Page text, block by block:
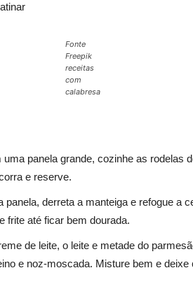
Fonte
Freepik
receitas
com
calabresa
uma panela grande, cozinhe as rodelas
e reserve.
panela, derreta a manteiga e refogue a
frite até ficar bem dourada.
de leite, o leite e metade do
e noz-moscada. Misture bem e